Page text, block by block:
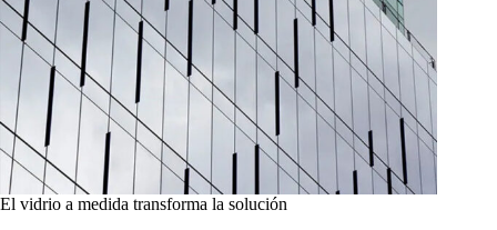
El vidrio a medida transforma la solución